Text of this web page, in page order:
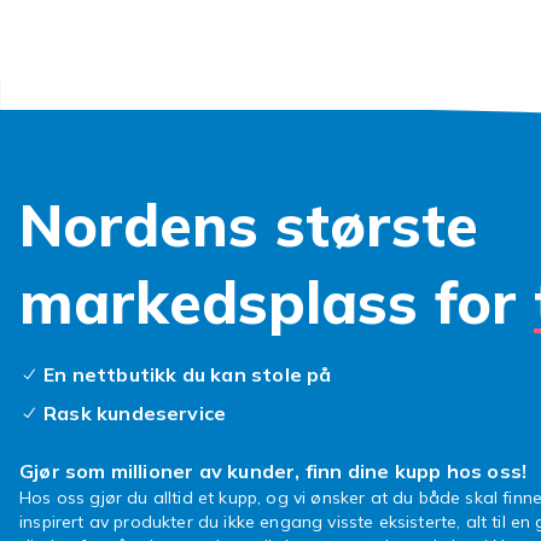
ingen vei
prisen av
Tips for
bør du
har
kontakte
vanligste er
meldinger.
et lite vers
Nordens største
markedsplass for
En nettbutikk du kan stole på
Rask kundeservice
Gjør som millioner av kunder, finn dine kupp hos oss!
Hos oss gjør du alltid et kupp, og vi ønsker at du både skal
inspirert av produkter du ikke engang visste eksisterte, alt til en